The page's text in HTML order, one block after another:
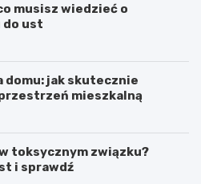
musisz wiedzieć o
do ust
domu: jak skutecznie
mieszkalną
toksycznym związku?
i sprawdź